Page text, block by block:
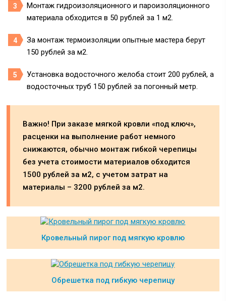
Монтаж гидроизоляционного и пароизоляционного
материала обходится в 50 рублей за 1 м2.
За монтаж термоизоляции опытные мастера берут
150 рублей за м2.
Установка водосточного желоба стоит 200 рублей, а
водосточных труб 150 рублей за погонный метр.
Важно! При заказе мягкой кровли «под ключ»,
расценки на выполнение работ немного
снижаются, обычно монтаж гибкой черепицы
без учета стоимости материалов обходится
1500 рублей за м2, с учетом затрат на
материалы – 3200 рублей за м2.
Кровельный пирог под мягкую кровлю
Обрешетка под гибкую черепицу